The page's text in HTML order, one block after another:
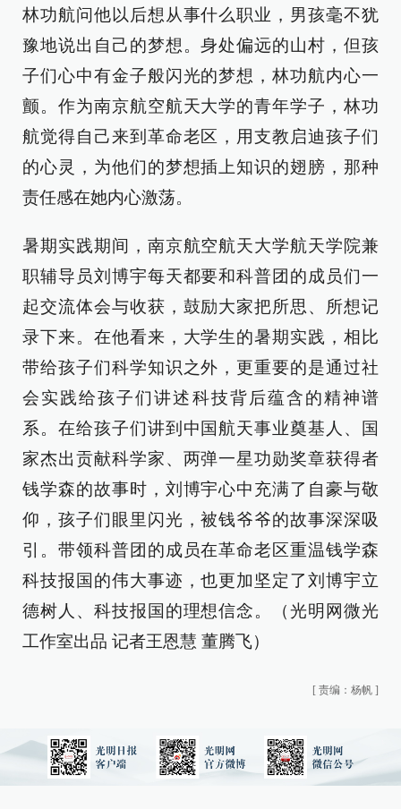
林功航问他以后想从事什么职业，男孩毫不犹
豫地说出自己的梦想。身处偏远的山村，但孩
子们心中有金子般闪光的梦想，林功航内心一
颤。作为南京航空航天大学的青年学子，林功
航觉得自己来到革命老区，用支教启迪孩子们
的心灵，为他们的梦想插上知识的翅膀，那种
责任感在她内心激荡。
暑期实践期间，南京航空航天大学航天学院兼
职辅导员刘博宇每天都要和科普团的成员们一
起交流体会与收获，鼓励大家把所思、所想记
录下来。在他看来，大学生的暑期实践，相比
带给孩子们科学知识之外，更重要的是通过社
会实践给孩子们讲述科技背后蕴含的精神谱
系。在给孩子们讲到中国航天事业奠基人、国
家杰出贡献科学家、两弹一星功勋奖章获得者
钱学森的故事时，刘博宇心中充满了自豪与敬
仰，孩子们眼里闪光，被钱爷爷的故事深深吸
引。带领科普团的成员在革命老区重温钱学森
科技报国的伟大事迹，也更加坚定了刘博宇立
德树人、科技报国的理想信念。（光明网微光
工作室出品 记者王恩慧 董腾飞）
[ 责编：杨帆 ]